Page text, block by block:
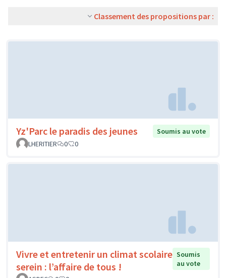
Classement des propositions par :
Yz'Parc le paradis des jeunes
Soumis au vote
LHERITIER
0 0
Vivre et entretenir un climat scolaire
serein : l’affaire de tous !
Soumis
au vote